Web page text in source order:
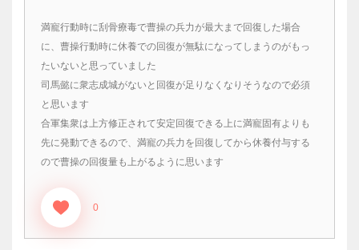
満寵行動時に刮骨療毒で曹操の兵力が最大まで回復した場合
に、曹操行動時に休養での回復が無駄になってしまうのがもっ
たいないと思っていました
司馬懿に衆志成城がないと回復が足りなくなりそうなので必須
と思います
合軍集衆は上方修正されて安定回復できる上に満寵固有よりも
先に発動できるので、満寵の兵力を回復してから休養付与する
ので曹操の回復量も上がるように思います
0